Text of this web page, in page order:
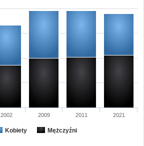
Kobiety Mężczyźni
2002 2009 2011 2021